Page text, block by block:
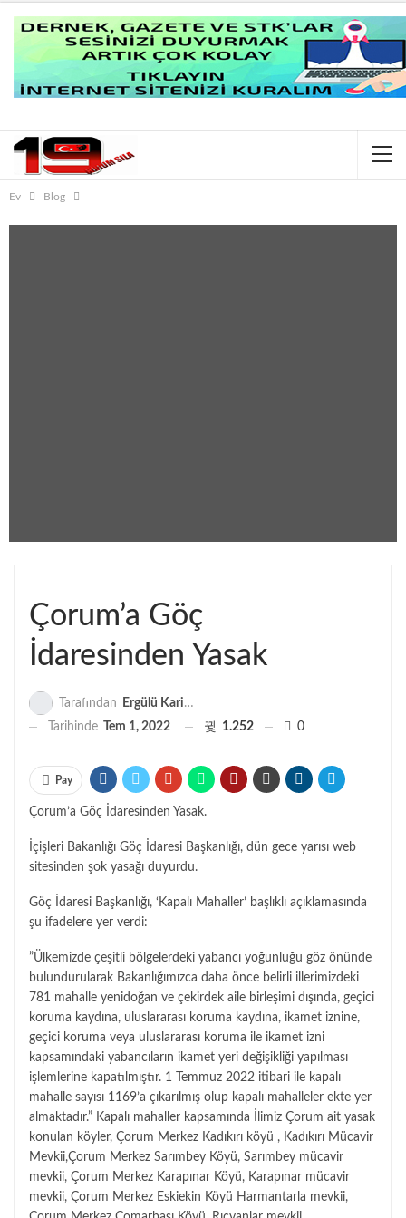
Ev Blog
Çorum’a Göç
İdaresinden Yasak
Tarafından
Ergülü Karipçin
Tarihinde
Tem 1, 2022 1.252 0
Pay
Çorum’a Göç İdaresinden Yasak.
İçişleri Bakanlığı Göç İdaresi Başkanlığı, dün gece yarısı web
sitesinden şok yasağı duyurdu.
Göç İdaresi Başkanlığı, ‘Kapalı Mahaller’ başlıklı açıklamasında
şu ifadelere yer verdi:
”Ülkemizde çeşitli bölgelerdeki yabancı yoğunluğu göz önünde
bulundurularak Bakanlığımızca daha önce belirli illerimizdeki
781 mahalle yenidoğan ve çekirdek aile birleşimi dışında, geçici
koruma kaydına, uluslararası koruma kaydına, ikamet iznine,
geçici koruma veya uluslararası koruma ile ikamet izni
kapsamındaki yabancıların ikamet yeri değişikliği yapılması
işlemlerine kapatılmıştır. 1 Temmuz 2022 itibari ile kapalı
mahalle sayısı 1169’a çıkarılmış olup kapalı mahalleler ekte yer
almaktadır.” Kapalı mahaller kapsamında İlimiz Çorum ait yasak
konulan köyler, Çorum Merkez Kadıkırı köyü , Kadıkırı Mücavir
Mevkii,Çorum Merkez Sarımbey Köyü, Sarımbey mücavir
mevkii, Çorum Merkez Karapınar Köyü, Karapınar mücavir
mevkii, Çorum Merkez Eskiekin Köyü Harmantarla mevkii,